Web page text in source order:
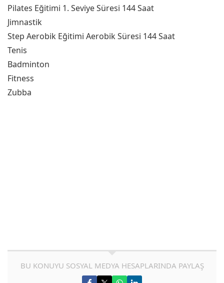
Pilates Eğitimi 1. Seviye Süresi 144 Saat
Jimnastik
Step Aerobik Eğitimi Aerobik Süresi 144 Saat
Tenis
Badminton
Fitness
Zubba
BU KONUYU SOSYAL MEDYA HESAPLARINDA PAYLAŞ